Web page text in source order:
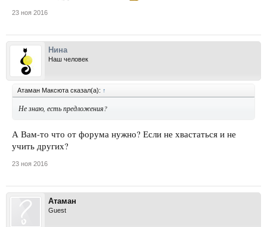
23 ноя 2016
Нина
Наш человек
Атаман Максюта сказал(а): ↑
Не знаю, есть предложения?
А Вам-то что от форума нужно? Если не хвастаться и не
учить других?
23 ноя 2016
Атаман
Guest